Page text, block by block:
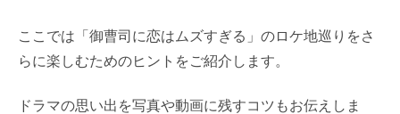
ここでは「御曹司に恋はムズすぎる」のロケ地巡りをさ
らに楽しむためのヒントをご紹介します。
ドラマの思い出を写真や動画に残すコツもお伝えしま